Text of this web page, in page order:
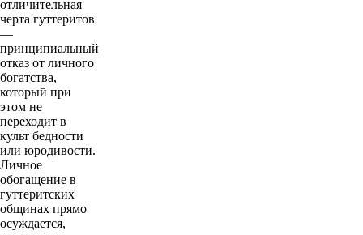
отличительная
черта гуттеритов
—
принципиальный
отказ от личного
богатства,
который при
этом не
переходит в
культ бедности
или юродивости.
Личное
обогащение в
гуттеритских
общинах прямо
осуждается,